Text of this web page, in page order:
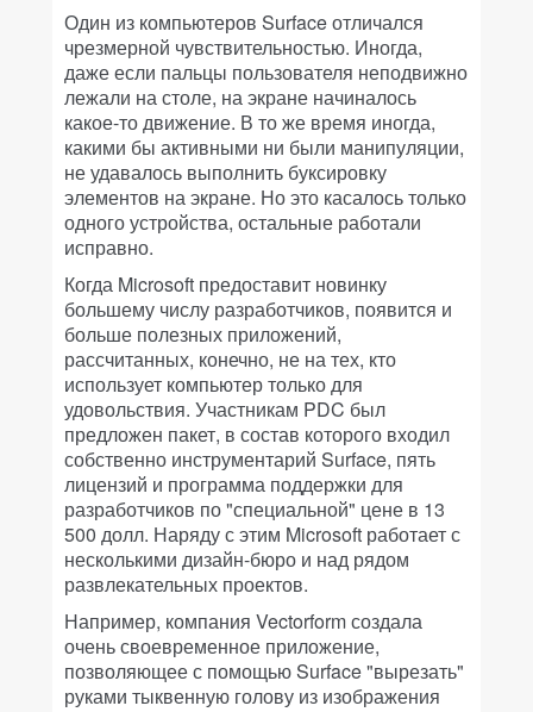
Один из компьютеров Surface отличался
чрезмерной чувствительностью. Иногда,
даже если пальцы пользователя неподвижно
лежали на столе, на экране начиналось
какое-то движение. В то же время иногда,
какими бы активными ни были манипуляции,
не удавалось выполнить буксировку
элементов на экране. Но это касалось только
одного устройства, остальные работали
исправно.
Когда Microsoft предоставит новинку
большему числу разработчиков, появится и
больше полезных приложений,
рассчитанных, конечно, не на тех, кто
использует компьютер только для
удовольствия. Участникам PDC был
предложен пакет, в состав которого входил
собственно инструментарий Surface, пять
лицензий и программа поддержки для
разработчиков по "специальной" цене в 13
500 долл. Наряду с этим Microsoft работает с
несколькими дизайн-бюро и над рядом
развлекательных проектов.
Например, компания Vectorform создала
очень своевременное приложение,
позволяющее с помощью Surface "вырезать"
руками тыквенную голову из изображения